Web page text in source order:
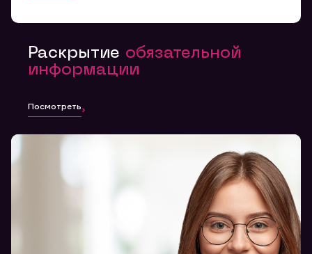
Раскрытие обязательной
информации
Посмотреть